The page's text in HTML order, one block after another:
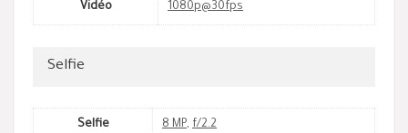
Vidéo 1080p@30fps
Selfie
Selfie 8 MP, f/2.2